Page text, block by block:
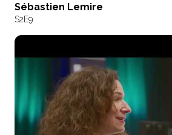
Sébastien Lemire
S2E9